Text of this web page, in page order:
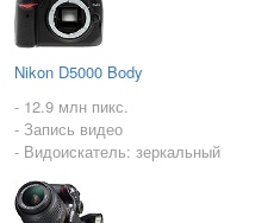
Nikon D5000 Body
- 12.9 млн пикс.
- Запись видео
- Видоискатель: зеркальный